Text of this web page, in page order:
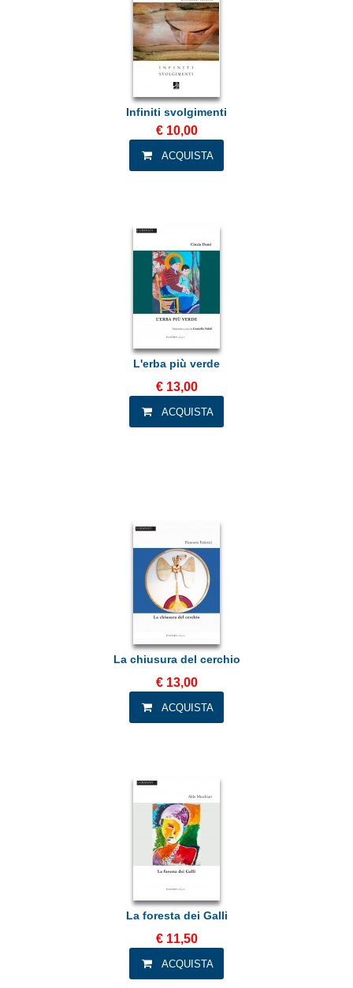
Infiniti svolgimenti
€ 10,00
L'erba più verde
€ 13,00
La chiusura del cerchio
€ 13,00
La foresta dei Galli
€ 11,50